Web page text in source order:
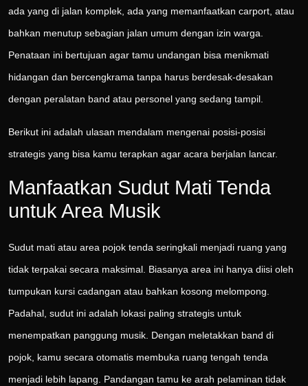
ada yang di jalan komplek, ada yang memanfaatkan carport, atau
bahkan menutup sebagian jalan umum dengan izin warga.
Penataan ini bertujuan agar tamu undangan bisa menikmati
hidangan dan bercengkrama tanpa harus berdesak-desakan
dengan peralatan band atau personel yang sedang tampil.
Berikut ini adalah ulasan mendalam mengenai posisi-posisi
strategis yang bisa kamu terapkan agar acara berjalan lancar.
Manfaatkan Sudut Mati Tenda
untuk Area Musik
Sudut mati atau area pojok tenda seringkali menjadi ruang yang
tidak terpakai secara maksimal. Biasanya area ini hanya diisi oleh
tumpukan kursi cadangan atau bahkan kosong melompong.
Padahal, sudut ini adalah lokasi paling strategis untuk
menempatkan panggung musik. Dengan meletakkan band di
pojok, kamu secara otomatis membuka ruang tengah tenda
menjadi lebih lapang. Pandangan tamu ke arah pelaminan tidak